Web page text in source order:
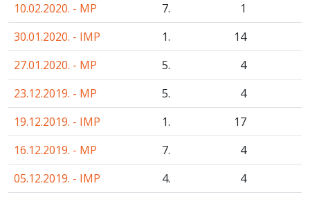
10.02.2020. - MP
7.
1
30.01.2020. - IMP
1.
14
27.01.2020. - MP
5.
4
23.12.2019. - MP
5.
4
19.12.2019. - IMP
1.
17
16.12.2019. - MP
7.
4
05.12.2019. - IMP
4.
4